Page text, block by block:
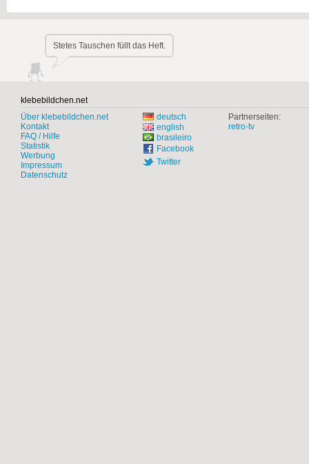
Stetes Tauschen füllt das Heft.
klebebildchen.net
Über klebebildchen.net
Kontakt
FAQ / Hilfe
Statistik
Werbung
Impressum
Datenschutz
deutsch
english
brasileiro
Facebook
Twitter
Partnerseiten:
retro-tv